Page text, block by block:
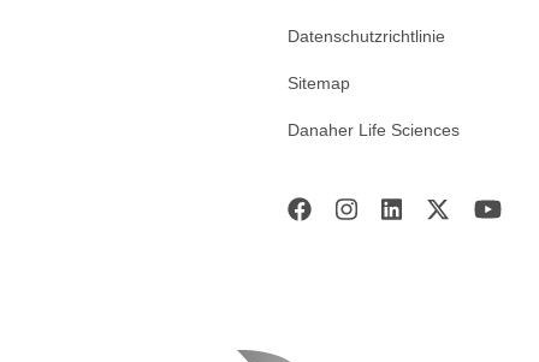
Datenschutzrichtlinie
Sitemap
Danaher Life Sciences